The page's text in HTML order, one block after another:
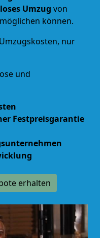
Umzug von
können.
nur
und
Festpreisgarantie
erhalten